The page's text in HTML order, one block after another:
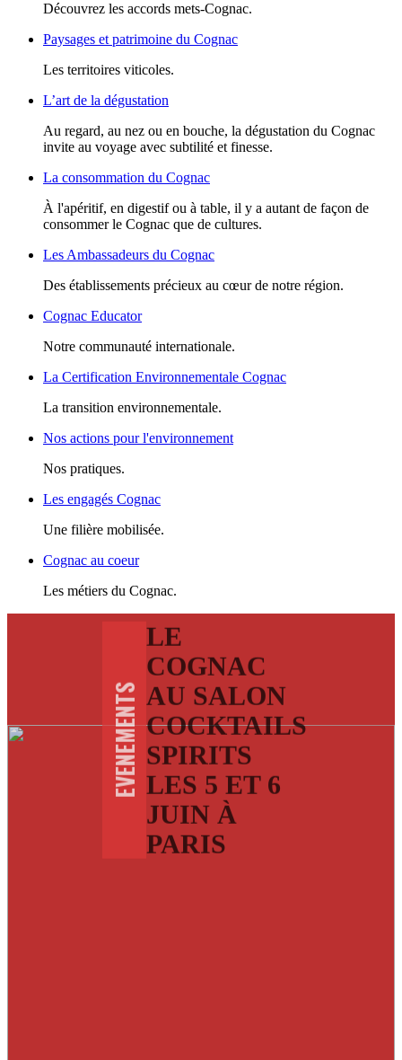
Découvrez les accords mets-Cognac.
Paysages et patrimoine du Cognac
Les territoires viticoles.
L’art de la dégustation
Au regard, au nez ou en bouche, la dégustation du Cognac
invite au voyage avec subtilité et finesse.
La consommation du Cognac
À l'apéritif, en digestif ou à table, il y a autant de façon de
consommer le Cognac que de cultures.
Les Ambassadeurs du Cognac
Des établissements précieux au cœur de notre région.
Cognac Educator
Notre communauté internationale.
La Certification Environnementale Cognac
La transition environnementale.
Nos actions pour l'environnement
Nos pratiques.
Les engagés Cognac
Une filière mobilisée.
Cognac au coeur
Les métiers du Cognac.
EVENEMENTS
LE
COGNAC
AU SALON
COCKTAILS
SPIRITS
LES 5 ET 6
JUIN À
PARIS